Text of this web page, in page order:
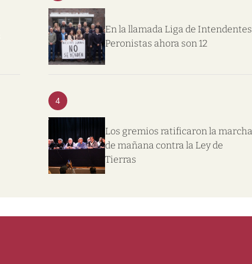
En la llamada Liga de Intendentes
Peronistas ahora son 12
4
Los gremios ratificaron la marcha
de mañana contra la Ley de
Tierras